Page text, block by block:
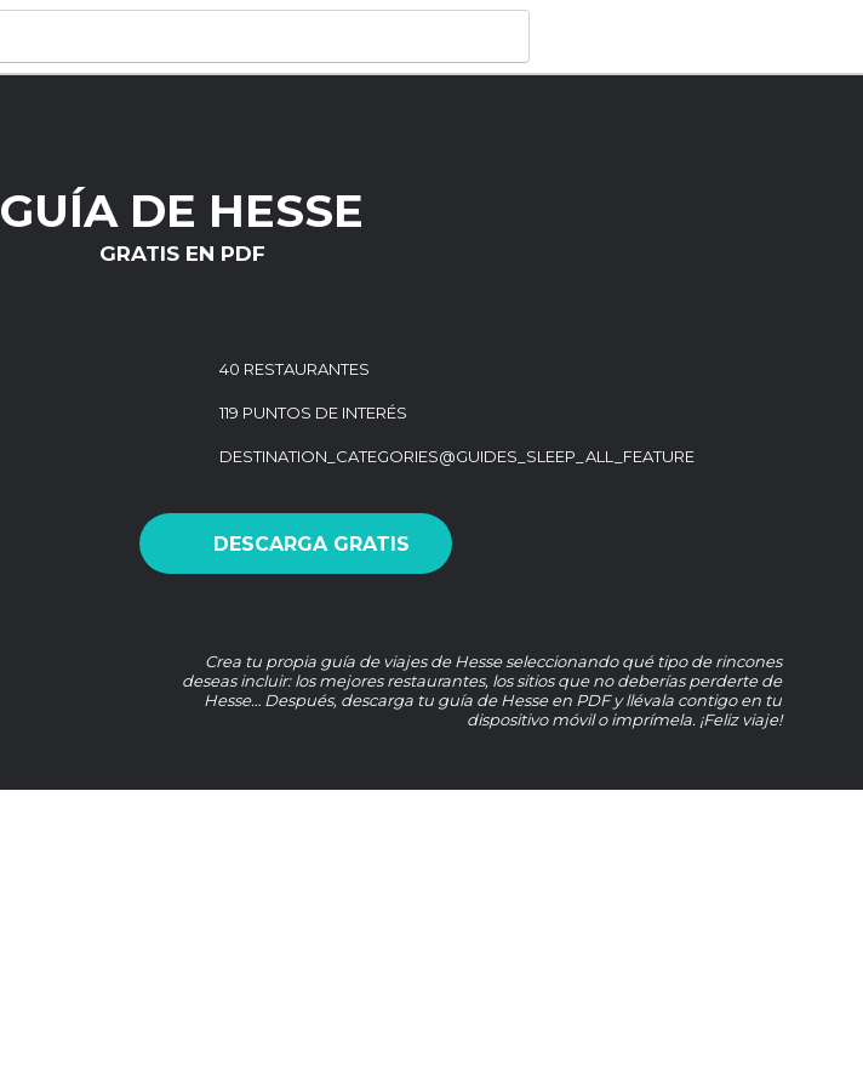
GUÍA DE HESSE
GRATIS EN PDF
40 RESTAURANTES
119 PUNTOS DE INTERÉS
DESTINATION_CATEGORIES@GUIDES_SLEEP_ALL_FEATURE
DESCARGA GRATIS
Crea tu propia guía de viajes de Hesse seleccionando qué tipo de rincones
deseas incluir: los mejores restaurantes, los sitios que no deberías perderte de
Hesse… Después, descarga tu guía de Hesse en PDF y llévala contigo en tu
dispositivo móvil o imprímela. ¡Feliz viaje!